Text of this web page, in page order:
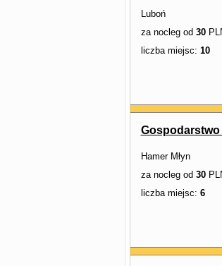
Luboń
za nocleg od 30
liczba miejsc: 10
Gospodarstwo
Hamer Młyn
za nocleg od 30
liczba miejsc: 6